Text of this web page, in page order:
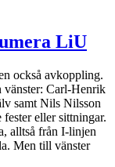
LiU
också avkoppling.
vänster: Carl-Henrik
samt Nils Nilsson
eller sittningar.
alltså från I-linjen
Men till vänster